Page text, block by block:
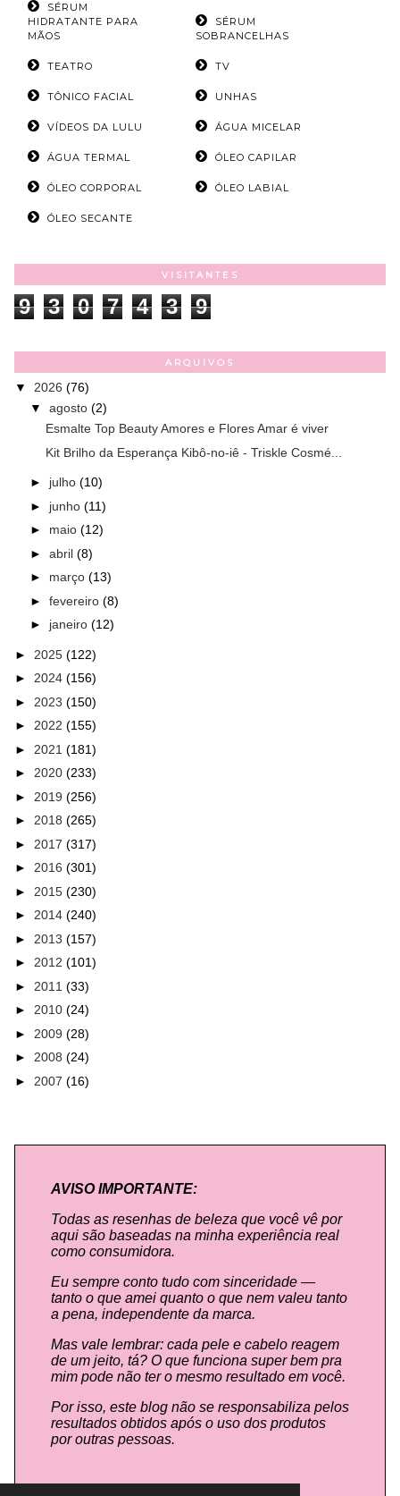
SÉRUM
HIDRATANTE PARA
MÃOS
SÉRUM
SOBRANCELHAS
TEATRO TV
TÔNICO FACIAL UNHAS
VÍDEOS DA LULU ÁGUA MICELAR
ÁGUA TERMAL ÓLEO CAPILAR
ÓLEO CORPORAL ÓLEO LABIAL
ÓLEO SECANTE
VISITANTES
9 3 0 7 4 3 9
ARQUIVOS
▼ 2026 (76)
▼ agosto (2)
Esmalte Top Beauty Amores e Flores Amar é viver
Kit Brilho da Esperança Kibô-no-iê - Triskle Cosmé...
► julho (10)
► junho (11)
► maio (12)
► abril (8)
► março (13)
► fevereiro (8)
► janeiro (12)
► 2025 (122)
► 2024 (156)
► 2023 (150)
► 2022 (155)
► 2021 (181)
► 2020 (233)
► 2019 (256)
► 2018 (265)
► 2017 (317)
► 2016 (301)
► 2015 (230)
► 2014 (240)
► 2013 (157)
► 2012 (101)
► 2011 (33)
► 2010 (24)
► 2009 (28)
► 2008 (24)
► 2007 (16)
AVISO IMPORTANTE:
Todas as resenhas de beleza que você vê por
aqui são baseadas na minha experiência real
como consumidora.
Eu sempre conto tudo com sinceridade —
tanto o que amei quanto o que nem valeu tanto
a pena, independente da marca.
Mas vale lembrar: cada pele e cabelo reagem
de um jeito, tá? O que funciona super bem pra
mim pode não ter o mesmo resultado em você.
Por isso, este blog não se responsabiliza pelos
resultados obtidos após o uso dos produtos
por outras pessoas.